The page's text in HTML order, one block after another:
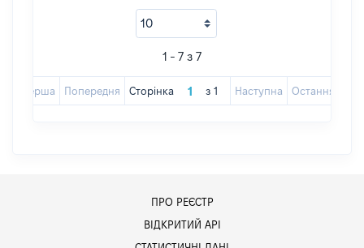
1 - 7 з 7
Перша Попередня Сторінка з 1 Наступна Остання
ПРО РЕЄСТР
ВІДКРИТИЙ АРІ